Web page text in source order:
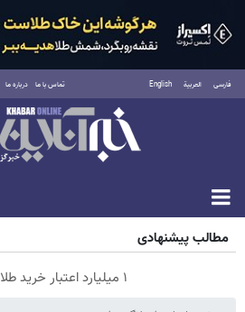
فارسی العربية English تماس با ما درباره ما
جمعه ۱۶ مرداد ۱۴۰۵
مطالب پیشنهادی
۱ میلیارد اعتبار خرید طلا | بدون ضامن و چک